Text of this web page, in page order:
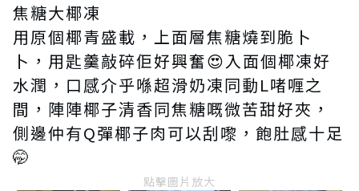
焦糖大椰凍
用原個椰青盛載，上面層焦糖燒到脆卜
卜，用匙羹敲碎佢好興奮😍入面個椰凍好
水潤，口感介乎喺超滑奶凍同動L啫喱之
間，陣陣椰子清香同焦糖嘅微苦甜好夾，
側邊仲有Q彈椰子肉可以刮嚟，飽肚感十足
🤭
點擊圖片放大